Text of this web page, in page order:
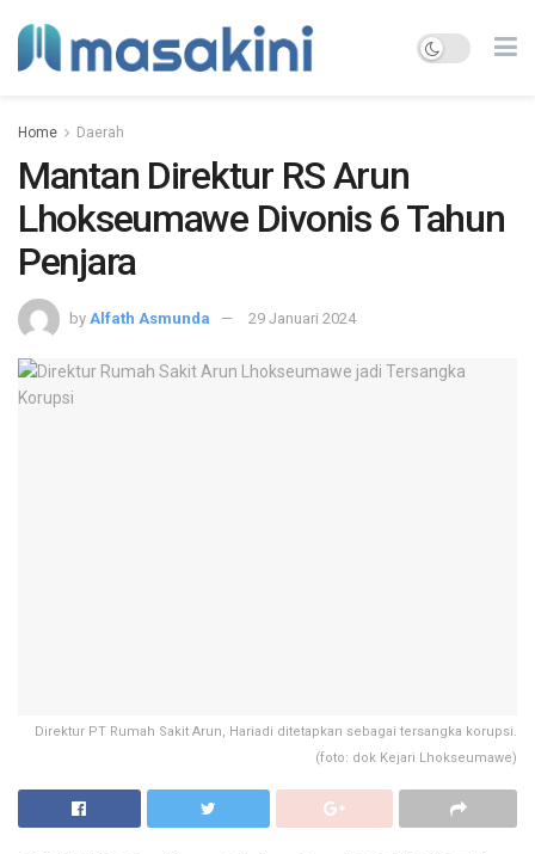
Home Daerah
Mantan Direktur RS Arun
Lhokseumawe Divonis 6 Tahun
Penjara
by Alfath Asmunda 29 Januari 2024
Direktur PT Rumah Sakit Arun, Hariadi ditetapkan sebagai tersangka korupsi.
(foto: dok Kejari Lhokseumawe)